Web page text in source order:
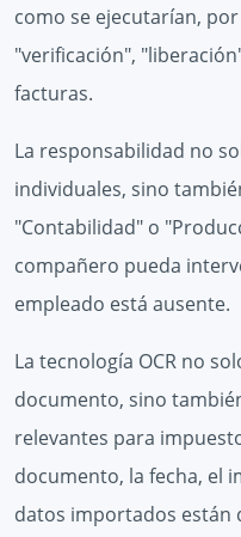
como se ejecutarían,
"verificación",
facturas.
La responsabilidad no
individuales, sino
"Contabilidad" o
compañero pueda
empleado está ausente.
La tecnología OCR no
documento, sino
relevantes para
documento, la fecha, el
datos importados están